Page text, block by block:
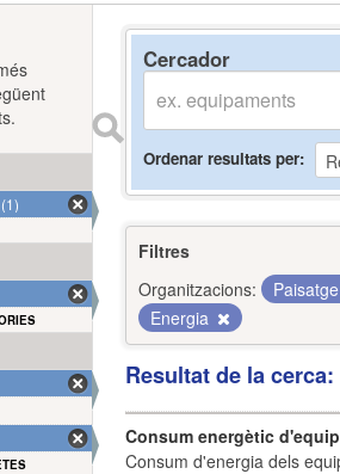
Cercador
Ordenar resultats per
Filtres
Organitzacions:
Energia
Resultat de la
Consum energètic
Consum d'energia dels